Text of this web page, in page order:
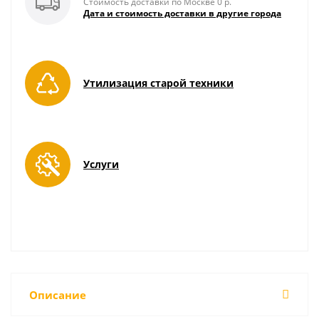
Дата и стоимость доставки в другие города
Утилизация старой техники
Услуги
Описание